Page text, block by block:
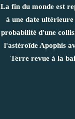
La fin du monde est
à une date
probabilité d'une
l'astéroïde Apophis
Terre revue à la